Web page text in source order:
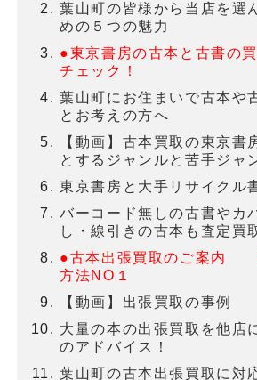
葉山町の皆様から当店を選
めの５つの魅力
●東京書房の古本と古書の
チェック！
葉山町にお住まいで古本や
とお考えの方へ
【動画】古本買取の東京書
とするジャンルと苦手ジャ
東京書房と大手リサイクル
バーコード無しの古書やカ
し・線引きの古本も査定買
●古本出張買取のご案内
方法NO１
【動画】出張買取の事例
大量の本の出張買取を他店
のアドバイス！
葉山町の古本出張買取に対